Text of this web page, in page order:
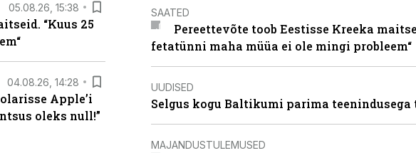
05.08.26, 15:38
“Kuus 25
04.08.26, 14:28
Apple’i
oleks null!”
SAATED
Pereettevõte toob Eestisse Kreeka
fetatünni maha müüa ei ole mingi probleem“
UUDISED
Selgus kogu Baltikumi parima
MAJANDUSTULEMUSED